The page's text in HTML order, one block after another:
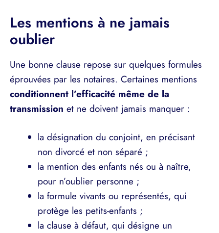
Les mentions à ne jamais
oublier
Une bonne clause repose sur quelques formules
éprouvées par les notaires. Certaines mentions
conditionnent l’efficacité même de la
transmission et ne doivent jamais manquer :
la désignation du conjoint, en précisant
non divorcé et non séparé ;
la mention des enfants nés ou à naître,
pour n’oublier personne ;
la formule vivants ou représentés, qui
protège les petits-enfants ;
la clause à défaut, qui désigne un